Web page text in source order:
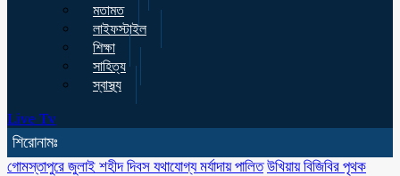
মতামত
লাইফস্টাইল
শিক্ষা
সাহিত্য
স্বাস্থ্য
Live Tv
শিরোনামঃ
গোমস্তাপুরে জুলাই শহীদ দিবস যথাযোগ্য মর্যাদায় পালিত উখিয়ায় বিজিবির পৃথক